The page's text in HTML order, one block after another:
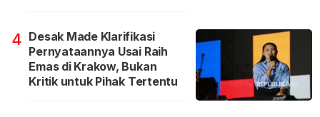
4 Desak Made Klarifikasi
Pernyataannya Usai Raih
Emas di Krakow, Bukan
Kritik untuk Pihak Tertentu